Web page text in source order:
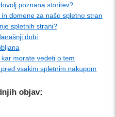
poznana storitev?
domene za našo spletno stran
spletnih strani?
dobi
morate vedeti o tem
vsakim spletnim nakupom
objav: